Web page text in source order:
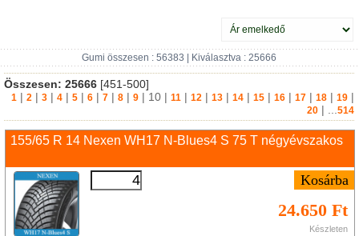
Gumi összesen : 56383 | Kiválasztva : 25666
Összesen: 25666 [451-500]
1 | 2 | 3 | 4 | 5 | 6 | 7 | 8 | 9 | 10 | 11 | 12 | 13 | 14 | 15 | 16 | 17 | 18 | 19 |
20 | ... 514
155/65 R 14 Nexen WH17 N-Blues4 S 75 T négyévszakos
24.650 Ft
Készleten